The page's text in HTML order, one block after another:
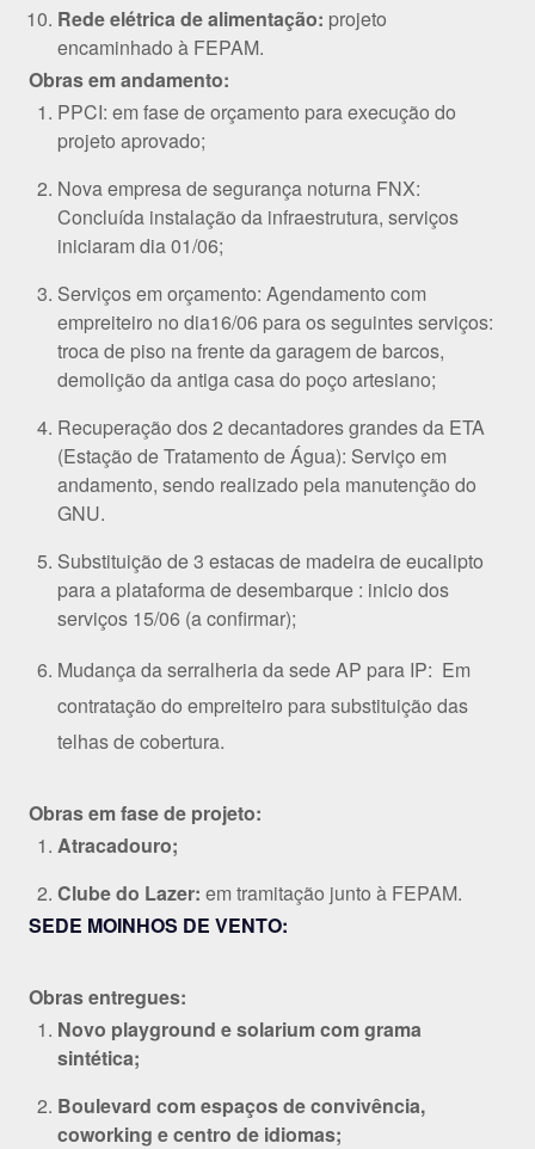
Rede elétrica de alimentação: projeto
encaminhado à FEPAM.
Obras em andamento:
PPCI: em fase de orçamento para execução do
projeto aprovado;
Nova empresa de segurança noturna FNX:
Concluída instalação da infraestrutura, serviços
iniciaram dia 01/06;
Serviços em orçamento: Agendamento com
empreiteiro no dia16/06 para os seguintes serviços:
troca de piso na frente da garagem de barcos,
demolição da antiga casa do poço artesiano;
Recuperação dos 2 decantadores grandes da ETA
(Estação de Tratamento de Água): Serviço em
andamento, sendo realizado pela manutenção do
GNU.
Substituição de 3 estacas de madeira de eucalipto
para a plataforma de desembarque : inicio dos
serviços 15/06 (a confirmar);
Mudança da serralheria da sede AP para IP: Em
contratação do empreiteiro para substituição das
telhas de cobertura.
Obras em fase de projeto:
Atracadouro;
Clube do Lazer: em tramitação junto à FEPAM.
SEDE MOINHOS DE VENTO:
Obras entregues:
Novo playground e solarium com grama
sintética;
Boulevard com espaços de convivência,
coworking e centro de idiomas;